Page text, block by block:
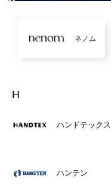
ネノム
H
ハンドテックス
ハンテン